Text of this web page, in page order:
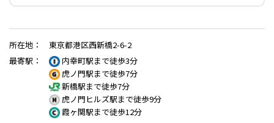
所在地 ：
東京都港区西新橋2-6-2
最寄駅 ：
内幸町駅まで徒歩3分
虎ノ門駅まで徒歩7分
新橋駅まで徒歩7分
虎ノ門ヒルズ駅まで徒歩9分
霞ヶ関駅まで徒歩12分